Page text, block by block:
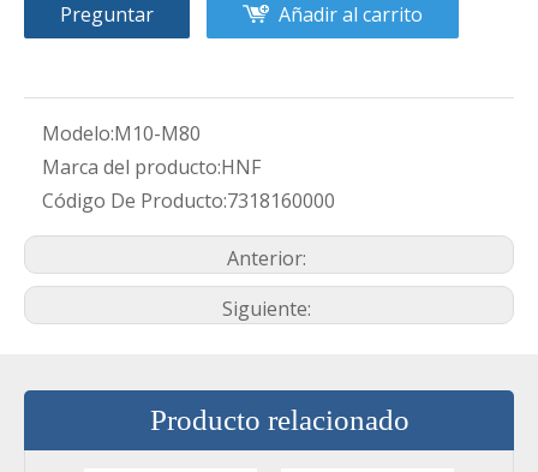
Preguntar Añadir al carrito
Modelo:M10-M80
Marca del producto:HNF
Código De Producto:7318160000
Anterior:
Siguiente:
Producto relacionado